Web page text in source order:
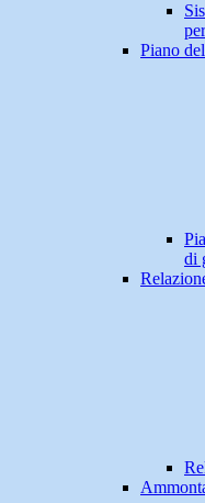
Piano
di